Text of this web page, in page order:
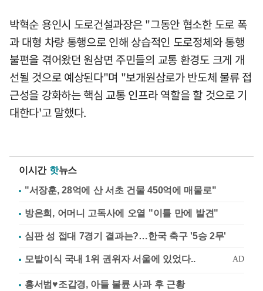
박혁순 용인시 도로건설과장은 "그동안 협소한 도로 폭
과 대형 차량 통행으로 인해 상습적인 도로정체와 통행
불편을 겪어왔던 원삼면 주민들의 교통 환경도 크게 개
선될 것으로 예상된다"며 "보개원삼로가 반도체 물류 접
근성을 강화하는 핵심 교통 인프라 역할을 할 것으로 기
대한다'고 말했다.
이시간 핫뉴스
"서장훈, 28억에 산 서초 건물 450억에 매물로"
방은희, 어머니 고독사에 오열 "이틀 만에 발견"
심판 성 접대 7경기 결과는?…한국 축구 '5승 2무'
홍서범♥조갑경, 아들 불륜 사과 후 근황